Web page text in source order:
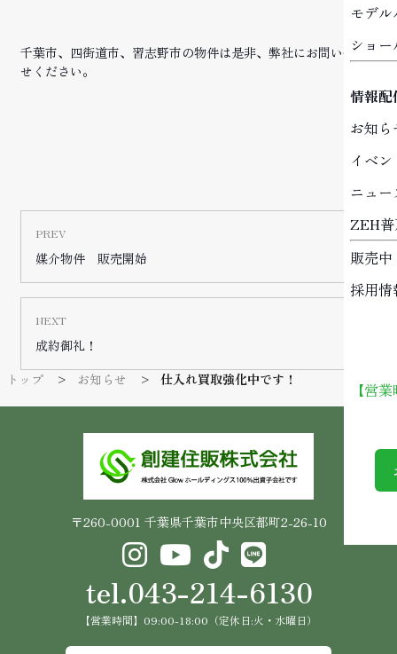
モデ
ショ
情報配
お知ら
イベン
ニュ
ZEH
販売
採用情
【営
千葉市、四街道市、習志野市の物件は是非、弊社にお問い合わ
せください。
PREV
媒介物件 販売開始
NEXT
成約御礼！
トップ
お知らせ 仕入れ買取強化中です！
〒260-0001 千葉県千葉市中央区都町2-26-10
tel.043-214-6130
【営業時間】09:00-18:00（定休日:火・水曜日）